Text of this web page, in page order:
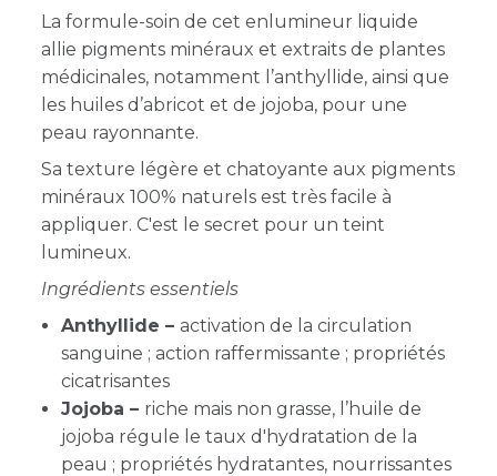
La formule-soin de cet enlumineur liquide
allie pigments minéraux et extraits de plantes
médicinales, notamment l’anthyllide, ainsi que
les huiles d’abricot et de jojoba, pour une
peau rayonnante.
Sa texture légère et chatoyante aux pigments
minéraux 100% naturels est très facile à
appliquer. C'est le secret pour un teint
lumineux.
Ingrédients essentiels
Anthyllide – activation de la circulation
sanguine ; action raffermissante ; propriétés
cicatrisantes
Jojoba – riche mais non grasse, l’huile de
jojoba régule le taux d'hydratation de la
peau ; propriétés hydratantes, nourrissantes